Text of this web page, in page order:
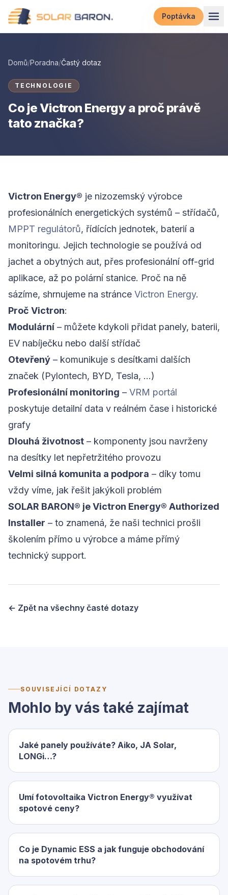
Přeskočit na obsah
Poptávka
Domů/Poradna/Častý dotaz
TECHNOLOGIE
Co je Victron Energy a proč právě
tato značka?
Victron Energy® je nizozemský výrobce
profesionálních energetických systémů – střídačů,
MPPT regulátorů, řídících jednotek, baterií a
monitoringu. Jejich technologie se používá od
jachet a obytných aut, přes profesionální off-grid
aplikace, až po polární stanice. Proč na ně
sázíme, shrnujeme na stránce Victron Energy.
Proč Victron:
Modulární – můžete kdykoli přidat panely, baterii,
EV nabíječku nebo další střídač
Otevřený – komunikuje s desítkami dalších
značek (Pylontech, BYD, Tesla, …)
Profesionální monitoring – VRM portál
poskytuje detailní data v reálném čase i historické
grafy
Dlouhá životnost – komponenty jsou navrženy
na desítky let nepřetržitého provozu
Velmi silná komunita a podpora – díky tomu
vždy víme, jak řešit jakýkoli problém
SOLAR BARON® je Victron Energy® Authorized
Installer – to znamená, že naši technici prošli
školením přímo u výrobce a máme přímý
technický support.
← Zpět na všechny časté dotazy
SOUVISEJÍCÍ DOTAZY
Mohlo by vás také zajímat
Jaké panely používáte? Aiko, JA Solar,
LONGi…?
Umí fotovoltaika Victron Energy® využívat
spotové ceny?
Co je Dynamic ESS a jak funguje obchodování
na spotovém trhu?